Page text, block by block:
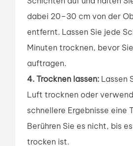
dabei 20–30 cm von der
entfernt. Lassen Sie jede
Minuten trocknen, bevor
auftragen.
4. Trocknen lassen: Lassen
Luft trocknen oder
schnellere Ergebnisse eine
Berühren Sie es nicht, bis
trocken ist.